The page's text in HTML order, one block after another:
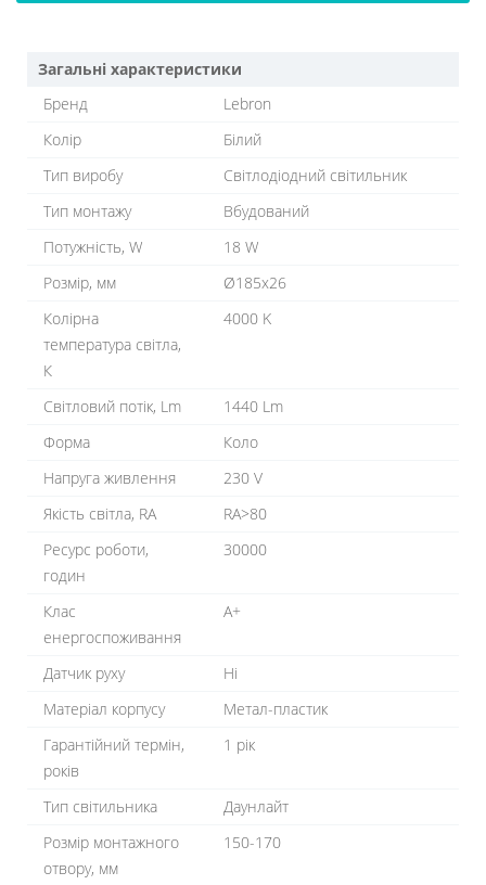
Загальні характеристики
Бренд
Lebron
Колір
Білий
Тип виробу
Світлодіодний світильник
Тип монтажу
Вбудований
Потужність, W
18 W
Розмір, мм
Ø185x26
Колірна
температура світла,
К
4000 K
Світловий потік, Lm
1440 Lm
Форма
Коло
Напруга живлення
230 V
Якість світла, RA
RA>80
Ресурс роботи,
годин
30000
Клас
енергоспоживання
A+
Датчик руху
Ні
Матеріал корпусу
Метал-пластик
Гарантійний термін,
років
1 рік
Тип світильника
Даунлайт
Розмір монтажного
отвору, мм
150-170